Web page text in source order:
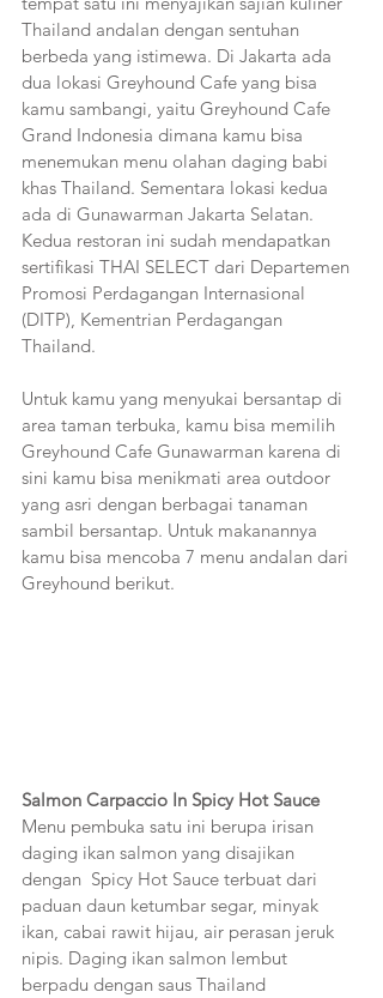
Thailand andalan dengan sentuhan
berbeda yang istimewa. Di Jakarta ada
dua lokasi Greyhound Cafe yang bisa
kamu sambangi, yaitu Greyhound Cafe
Grand Indonesia dimana kamu bisa
menemukan menu olahan daging babi
khas Thailand. Sementara lokasi kedua
ada di Gunawarman Jakarta Selatan.
Kedua restoran ini sudah mendapatkan
sertifikasi THAI SELECT dari Departemen
Promosi Perdagangan Internasional
(DITP), Kementrian Perdagangan
Thailand.
Untuk kamu yang menyukai bersantap di
area taman terbuka, kamu bisa memilih
Greyhound Cafe Gunawarman karena di
sini kamu bisa menikmati area outdoor
yang asri dengan berbagai tanaman
sambil bersantap. Untuk makanannya
kamu bisa mencoba 7 menu andalan dari
Greyhound berikut.
Salmon Carpaccio In Spicy Hot Sauce
Menu pembuka satu ini berupa irisan
daging ikan salmon yang disajikan
dengan  Spicy Hot Sauce terbuat dari
paduan daun ketumbar segar, minyak
ikan, cabai rawit hijau, air perasan jeruk
nipis. Daging ikan salmon lembut
berpadu dengan saus Thailand